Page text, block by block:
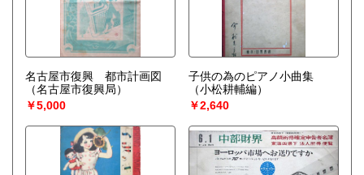
名古屋市復興 都市計画図
（名古屋市復興局）
￥5,000
子供の為のピアノ小曲集
（小松耕輔編）
￥2,640